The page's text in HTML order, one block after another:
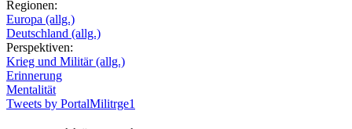
Regionen:
Europa (allg.)
Deutschland (allg.)
Perspektiven:
Krieg und Militär (allg.)
Erinnerung
Mentalität
Tweets by PortalMilitrge1